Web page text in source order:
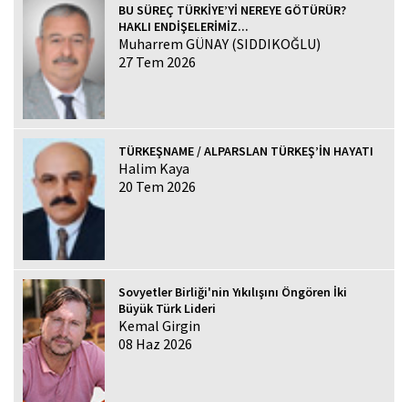
BU SÜREÇ TÜRKİYE’Yİ NEREYE GÖTÜRÜR?
HAKLI ENDİŞELERİMİZ...
Muharrem GÜNAY (SIDDIKOĞLU)
27 Tem 2026
TÜRKEŞNAME / ALPARSLAN TÜRKEŞ’İN HAYATI
Halim Kaya
20 Tem 2026
Sovyetler Birliği'nin Yıkılışını Öngören İki
Büyük Türk Lideri
Kemal Girgin
08 Haz 2026